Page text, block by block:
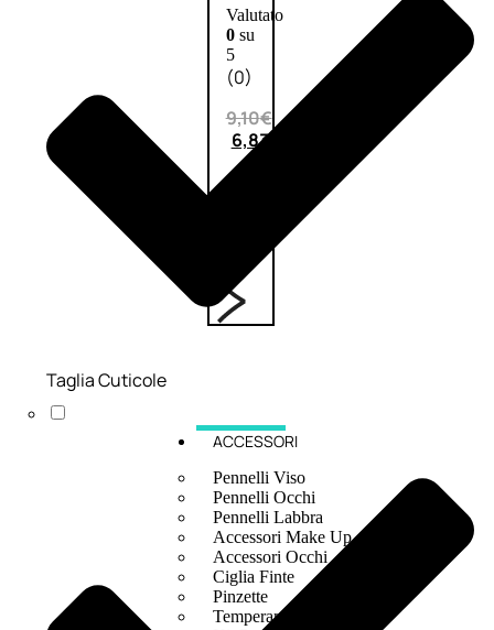
Valutato
0su
5
(0)
9,10€
6,83€
ACCESSORI
Pennelli Viso
Pennelli Occhi
Pennelli Labbra
Accessori Make Up
Accessori Occhi
Ciglia Finte
Pinzette
Temperamatite
Taglia Cuticole